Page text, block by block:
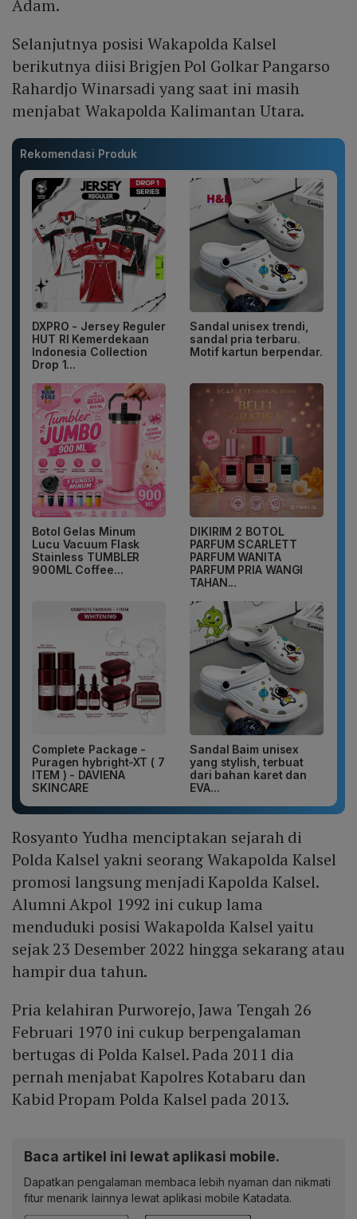
Adam.
Selanjutnya posisi Wakapolda Kalsel
berikutnya diisi Brigjen Pol Golkar Pangarso
Rahardjo Winarsadi yang saat ini masih
menjabat Wakapolda Kalimantan Utara.
Rekomendasi Produk
DXPRO - Jersey Reguler
HUT RI Kemerdekaan
Indonesia Collection
Drop 1...
Sandal unisex trendi,
sandal pria terbaru.
Motif kartun berpendar.
Botol Gelas Minum
Lucu Vacuum Flask
Stainless TUMBLER
900ML Coffee...
DIKIRIM 2 BOTOL
PARFUM SCARLETT
PARFUM WANITA
PARFUM PRIA WANGI
TAHAN...
Complete Package -
Puragen hybright-XT ( 7
ITEM ) - DAVIENA
SKINCARE
Sandal Baim unisex
yang stylish, terbuat
dari bahan karet dan
EVA...
Rosyanto Yudha menciptakan sejarah di
Polda Kalsel yakni seorang Wakapolda Kalsel
promosi langsung menjadi Kapolda Kalsel.
Alumni Akpol 1992 ini cukup lama
menduduki posisi Wakapolda Kalsel yaitu
sejak 23 Desember 2022 hingga sekarang atau
hampir dua tahun.
Pria kelahiran Purworejo, Jawa Tengah 26
Februari 1970 ini cukup berpengalaman
bertugas di Polda Kalsel. Pada 2011 dia
pernah menjabat Kapolres Kotabaru dan
Kabid Propam Polda Kalsel pada 2013.
Baca artikel ini lewat aplikasi mobile.
Dapatkan pengalaman membaca lebih nyaman dan nikmati
fitur menarik lainnya lewat aplikasi mobile Katadata.